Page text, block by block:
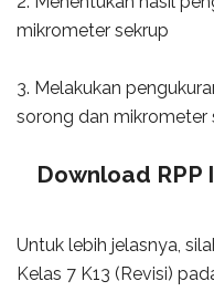
mikrometer sekrup
3. Melakukan
sorong dan mikrometer
Download RPP
Untuk lebih jelasnya,
Kelas 7 K13 (Revisi)